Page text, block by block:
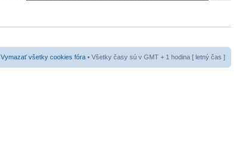
Vymazať všetky cookies fóra • Všetky časy sú v GMT + 1 hodina [ letný čas ]